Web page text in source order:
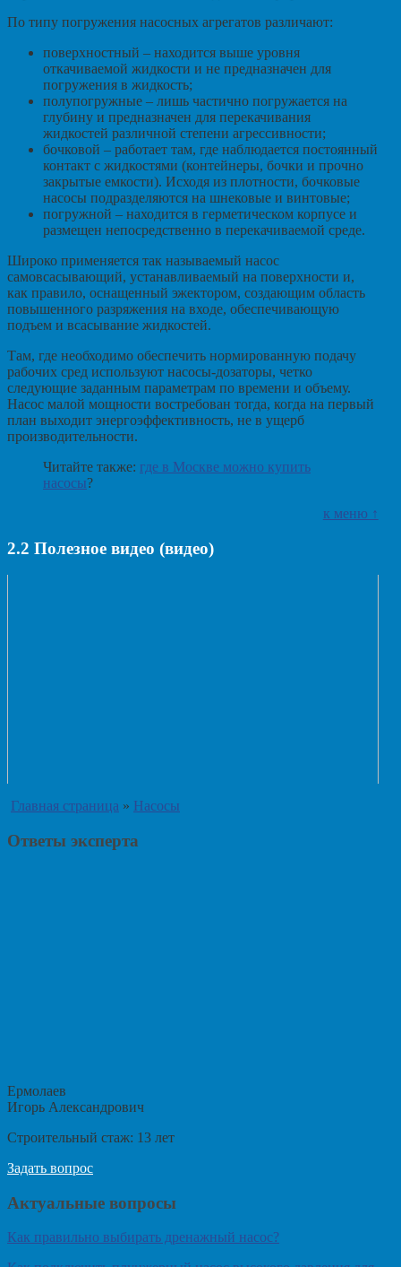
По типу погружения насосных агрегатов различают:
поверхностный – находится выше уровня
откачиваемой жидкости и не предназначен для
погружения в жидкость;
полупогружные – лишь частично погружается на
глубину и предназначен для перекачивания
жидкостей различной степени агрессивности;
бочковой – работает там, где наблюдается постоянный
контакт с жидкостями (контейнеры, бочки и прочно
закрытые емкости). Исходя из плотности, бочковые
насосы подразделяются на шнековые и винтовые;
погружной – находится в герметическом корпусе и
размещен непосредственно в перекачиваемой среде.
Широко применяется так называемый насос
самовсасывающий, устанавливаемый на поверхности и,
как правило, оснащенный эжектором, создающим область
повышенного разряжения на входе, обеспечивающую
подъем и всасывание жидкостей.
Там, где необходимо обеспечить нормированную подачу
рабочих сред используют насосы-дозаторы, четко
следующие заданным параметрам по времени и объему.
Насос малой мощности востребован тогда, когда на первый
план выходит энергоэффективность, не в ущерб
производительности.
Читайте также: где в Москве можно купить
насосы?
к меню ↑
2.2 Полезное видео (видео)
Главная страница » Насосы
Ответы эксперта
Ермолаев
Игорь Александрович
Строительный стаж: 13 лет
Задать вопрос
Актуальные вопросы
Как правильно выбирать дренажный насос?